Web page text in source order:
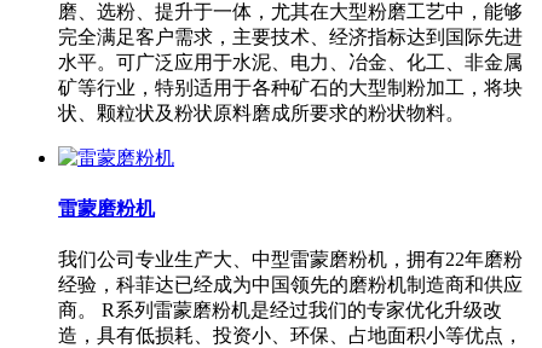
磨、选粉、提升于一体，尤其在大型粉磨工艺中，能够
完全满足客户需求，主要技术、经济指标达到国际先进
水平。可广泛应用于水泥、电力、冶金、化工、非金属
矿等行业，特别适用于各种矿石的大型制粉加工，将块
状、颗粒状及粉状原料磨成所要求的粉状物料。
雷蒙磨粉机
我们公司专业生产大、中型雷蒙磨粉机，拥有22年磨粉
经验，科菲达已经成为中国领先的磨粉机制造商和供应
商。 R系列雷蒙磨粉机是经过我们的专家优化升级改
造，具有低损耗、投资小、环保、占地面积小等优点，